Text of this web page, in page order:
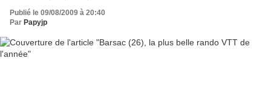
Publié le 09/08/2009 à 20:40
Par Papyjp